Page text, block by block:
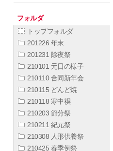
フォルダ
トップフォルダ
201226 年末
201231 除夜祭
210101 元日の様子
210110 合同新年会
210115 どんど焼
210118 寒中禊
210203 節分祭
210211 紀元祭
210308 人形供養祭
210425 春季例祭